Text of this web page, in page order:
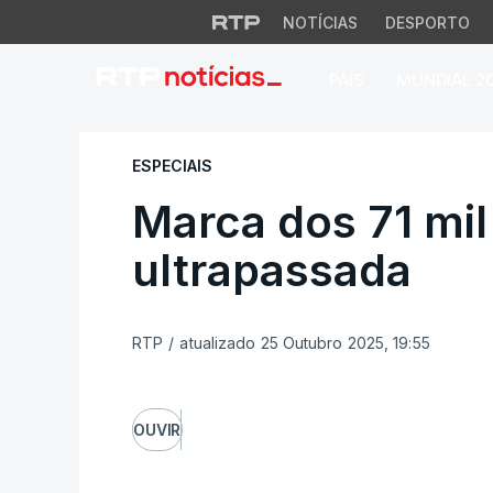
NOTÍCIAS DESPORTO
Marca dos 71 mil
ESPECIAIS
Marca dos 71
ultrapassada
RTP / atualizado 25 Outubro 2025, 19:55
OUVIR